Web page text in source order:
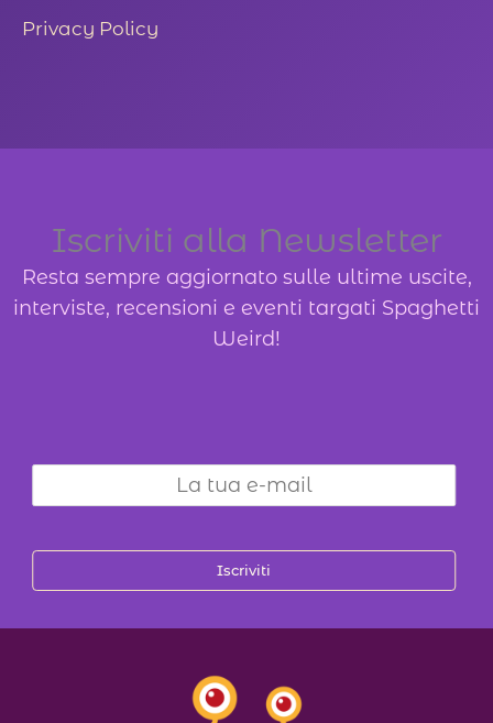
Privacy Policy
Iscriviti alla Newsletter
Resta sempre aggiornato sulle ultime uscite,
interviste, recensioni e eventi targati Spaghetti
Weird!
Iscriviti